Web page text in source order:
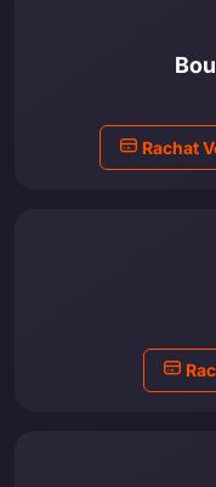
Rachat